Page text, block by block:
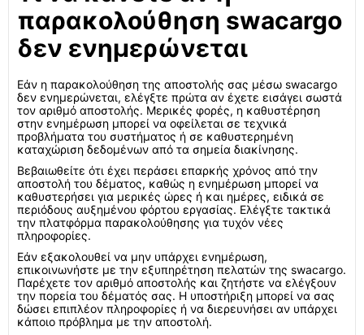
παρακολούθηση swacargo
δεν ενημερώνεται
Εάν η παρακολούθηση της αποστολής σας μέσω swacargo
δεν ενημερώνεται, ελέγξτε πρώτα αν έχετε εισάγει σωστά
τον αριθμό αποστολής. Μερικές φορές, η καθυστέρηση
στην ενημέρωση μπορεί να οφείλεται σε τεχνικά
προβλήματα του συστήματος ή σε καθυστερημένη
καταχώριση δεδομένων από τα σημεία διακίνησης.
Βεβαιωθείτε ότι έχει περάσει επαρκής χρόνος από την
αποστολή του δέματος, καθώς η ενημέρωση μπορεί να
καθυστερήσει για μερικές ώρες ή και ημέρες, ειδικά σε
περιόδους αυξημένου φόρτου εργασίας. Ελέγξτε τακτικά
την πλατφόρμα παρακολούθησης για τυχόν νέες
πληροφορίες.
Εάν εξακολουθεί να μην υπάρχει ενημέρωση,
επικοινωνήστε με την εξυπηρέτηση πελατών της swacargo.
Παρέχετε τον αριθμό αποστολής και ζητήστε να ελέγξουν
την πορεία του δέματός σας. Η υποστήριξη μπορεί να σας
δώσει επιπλέον πληροφορίες ή να διερευνήσει αν υπάρχει
κάποιο πρόβλημα με την αποστολή.